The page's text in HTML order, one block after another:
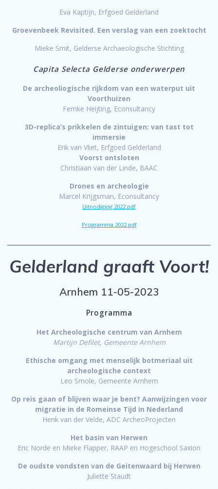
Eva Kaptijn, Erfgoed Gelderland
Groevenbeek Revisited. Een verslag van een zoektocht
Mieke Smit, Gelderse Archaeologische Stichting
Capita Selecta Gelderse onderwerpen
De archeoliogische rijkdom van een waterput uit
Voorthuizen
Femke Heijting, Econsultancy
3D-replica’s prikkelen de zintuigen: van tast tot
immersie
Erik van Vliet, Erfgoed Gelderland
Voorst ontsloten
Christiaan van der Linde, BAAC
Drones en archeologie
Marcel Krijgsman, Econsultancy
Uitnodiging 2022.pdf
Programma 2022.pdf
Gelderland graaft Voort!
Arnhem 11-05-2023
Programma
Het Archeologische centrum van Arnhem
Martijn Defilet, Gemeente Arnhem
Ethische omgang met menselijk botmeriaal uit
archeologische context
Leo Smole, Gemeente Arnhem
Op reis gaan of blijven waar je bent? Aanwijzingen voor
migratie in de Romeinse Tijd in Nederland
Henk van der Velde, ADC ArcheoProjecten
Het basin van Herwen
Eric Norde en Mieke Flapper, RAAP en Hogeschool Saxion
De oudste vondsten van de Geitenwaard bij Herwen
Juliette Staudt